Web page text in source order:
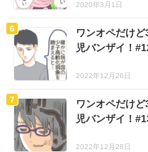
2020年3月1日
ワンオペだけ
児バンザイ！
2022年12月26日
ワンオペだけ
児バンザイ！
2022年12月28日